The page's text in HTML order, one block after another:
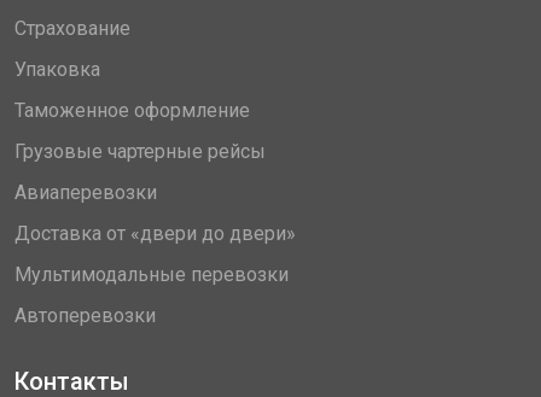
Страхование
Упаковка
Таможенное оформление
Грузовые чартерные рейсы
Авиаперевозки
Доставка от «двери до двери»
Мультимодальные перевозки
Автоперевозки
Контакты